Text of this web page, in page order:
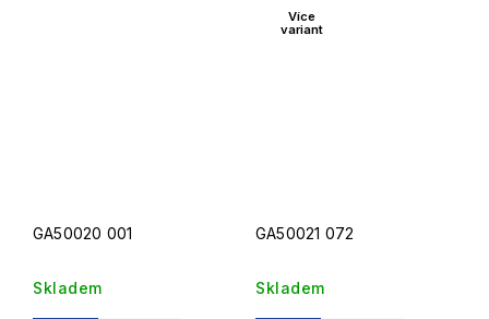
GA50020 001
Skladem
Více
variant
GA50021 072
Skladem